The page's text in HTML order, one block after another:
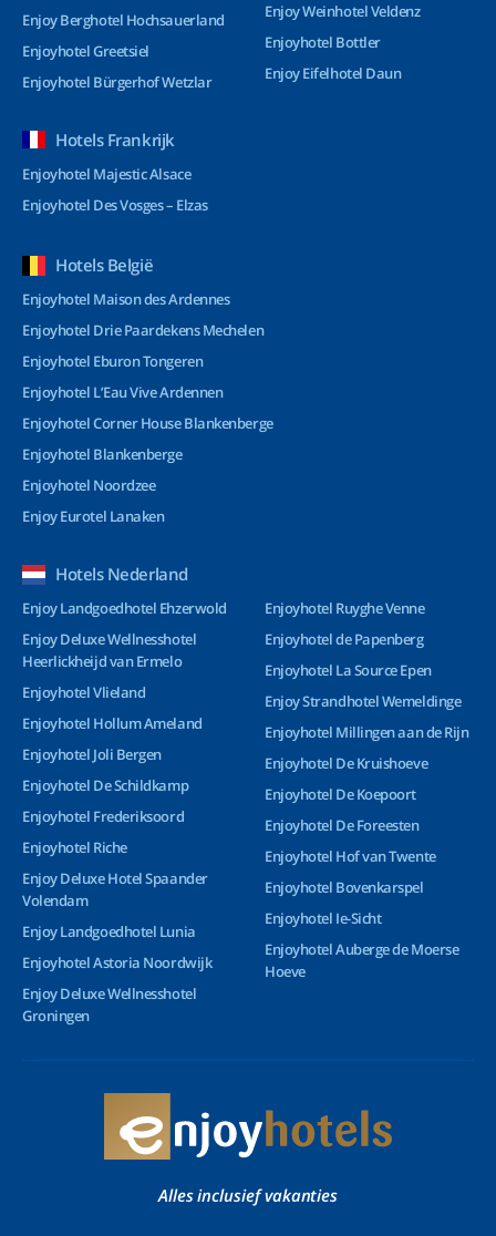
Enjoy Berghotel Hochsauerland
Enjoyhotel Greetsiel
Enjoyhotel Bürgerhof Wetzlar
Enjoy Weinhotel Veldenz
Enjoyhotel Bottler
Enjoy Eifelhotel Daun
Hotels Frankrijk
Enjoyhotel Majestic Alsace
Enjoyhotel Des Vosges – Elzas
Hotels België
Enjoyhotel Maison des Ardennes
Enjoyhotel Drie Paardekens Mechelen
Enjoyhotel Eburon Tongeren
Enjoyhotel L’Eau Vive Ardennen
Enjoyhotel Corner House Blankenberge
Enjoyhotel Blankenberge
Enjoyhotel Noordzee
Enjoy Eurotel Lanaken
Hotels Nederland
Enjoy Landgoedhotel Ehzerwold
Enjoy Deluxe Wellnesshotel
Heerlickheijd van Ermelo
Enjoyhotel Vlieland
Enjoyhotel Hollum Ameland
Enjoyhotel Joli Bergen
Enjoyhotel De Schildkamp
Enjoyhotel Frederiksoord
Enjoyhotel Riche
Enjoy Deluxe Hotel Spaander
Volendam
Enjoy Landgoedhotel Lunia
Enjoyhotel Astoria Noordwijk
Enjoy Deluxe Wellnesshotel
Groningen
Enjoyhotel Ruyghe Venne
Enjoyhotel de Papenberg
Enjoyhotel La Source Epen
Enjoy Strandhotel Wemeldinge
Enjoyhotel Millingen aan de Rijn
Enjoyhotel De Kruishoeve
Enjoyhotel De Koepoort
Enjoyhotel De Foreesten
Enjoyhotel Hof van Twente
Enjoyhotel Bovenkarspel
Enjoyhotel Ie-Sicht
Enjoyhotel Auberge de Moerse
Hoeve
Alles inclusief vakanties